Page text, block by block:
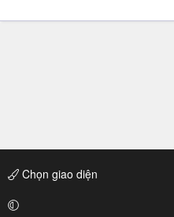
Chọn giao diện